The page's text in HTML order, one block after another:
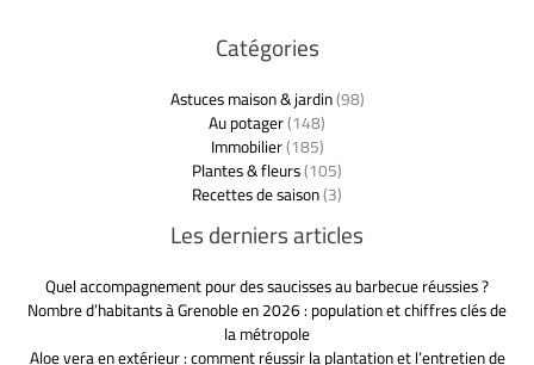
Catégories
Astuces maison & jardin(98)
Au potager(148)
Immobilier(185)
Plantes & fleurs(105)
Recettes de saison(3)
Les derniers articles
Quel accompagnement pour des saucisses au barbecue réussies ?
Nombre d’habitants à Grenoble en 2026 : population et chiffres clés de
la métropole
Aloe vera en extérieur : comment réussir la plantation et l’entretien de